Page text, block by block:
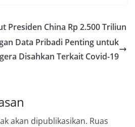
Presiden China Rp 2.500 Triliun
Data Pribadi Penting untuk
Disahkan Terkait Covid-19
akan dipublikasikan. Ruas